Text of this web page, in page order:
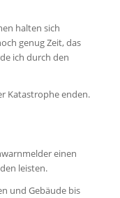
halten sich
genug Zeit, das
ich durch den
Katastrophe enden.
einen
leisten.
und Gebäude bis